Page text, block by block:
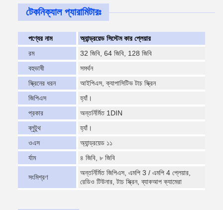
টেকনিক্যাল প্যারামিটারঃ
পণ্যের নাম
অ্যান্ড্রয়েড সিস্টেম কার প্লেয়ার
রম
32 জিবি, 64 জিবি, 128 জিবি
বহুভাষী
সমর্থন
স্ক্রিনের ধরন
আইপিএস, ক্যাপাসিটিভ টাচ স্ক্রিন
জিপিএস
হ্যাঁ।
প্রকার
অন্তর্নির্মিত 1DIN
ব্লুটুথ
হ্যাঁ।
ওএস
অ্যান্ড্রয়েড ১১
র্যাম
৪ জিবি, ৮ জিবি
সংমিশ্রণ
অন্তর্নির্মিত জিপিএস, এমপি 3 / এমপি 4 প্লেয়ার,
রেডিও টিউনার, টাচ স্ক্রিন, ব্যাকআপ ক্যামেরা